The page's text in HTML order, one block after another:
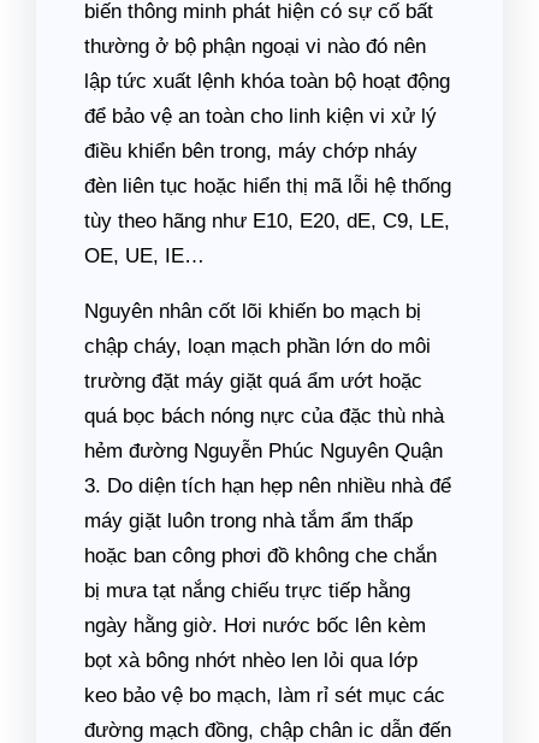
biến thông minh phát hiện có sự cố bất
thường ở bộ phận ngoại vi nào đó nên
lập tức xuất lệnh khóa toàn bộ hoạt động
để bảo vệ an toàn cho linh kiện vi xử lý
điều khiển bên trong, máy chớp nháy
đèn liên tục hoặc hiển thị mã lỗi hệ thống
tùy theo hãng như E10, E20, dE, C9, LE,
OE, UE, IE…
Nguyên nhân cốt lõi khiến bo mạch bị
chập cháy, loạn mạch phần lớn do môi
trường đặt máy giặt quá ẩm ướt hoặc
quá bọc bách nóng nực của đặc thù nhà
hẻm đường Nguyễn Phúc Nguyên Quận
3. Do diện tích hạn hẹp nên nhiều nhà để
máy giặt luôn trong nhà tắm ẩm thấp
hoặc ban công phơi đồ không che chắn
bị mưa tạt nắng chiếu trực tiếp hằng
ngày hằng giờ. Hơi nước bốc lên kèm
bọt xà bông nhớt nhèo len lỏi qua lớp
keo bảo vệ bo mạch, làm rỉ sét mục các
đường mạch đồng, chập chân ic dẫn đến